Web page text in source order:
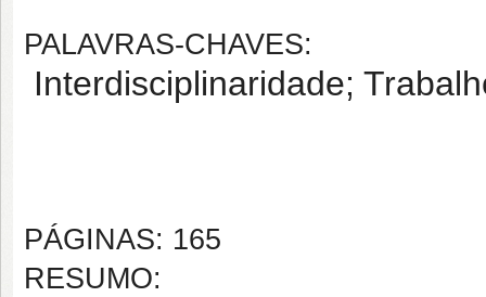
PALAVRAS-CHAVES:
Interdisciplinaridade;
PÁGINAS: 165
RESUMO: